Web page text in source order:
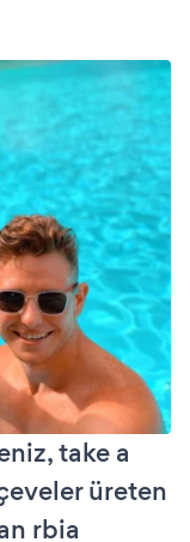
take a
üreten
rbia